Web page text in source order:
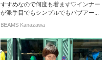
すすめなので何度も着ます♡インナー
が派手目でもシンプルでもバブアー...
BEAMS Kanazawa